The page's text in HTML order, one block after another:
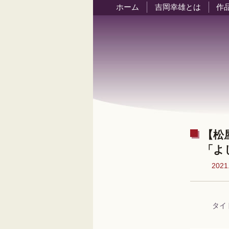
ホーム 吉岡幸雄とは 作
【
「
タイ